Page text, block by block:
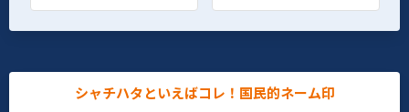
シャチハタといえばコレ！国民的ネーム印